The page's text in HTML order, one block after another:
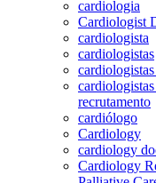
cardiologia
Cardiologist
cardiologista
cardiologistas
recrutamento
cardiólogo
Cardiology
cardiology
Cardiology